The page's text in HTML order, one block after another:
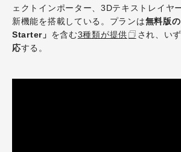
ェクトインポーター、3Dテキストレイヤ
新機能を搭載している。プランは無料版
Starter」 を含む3種類が提供 され、い
応する。